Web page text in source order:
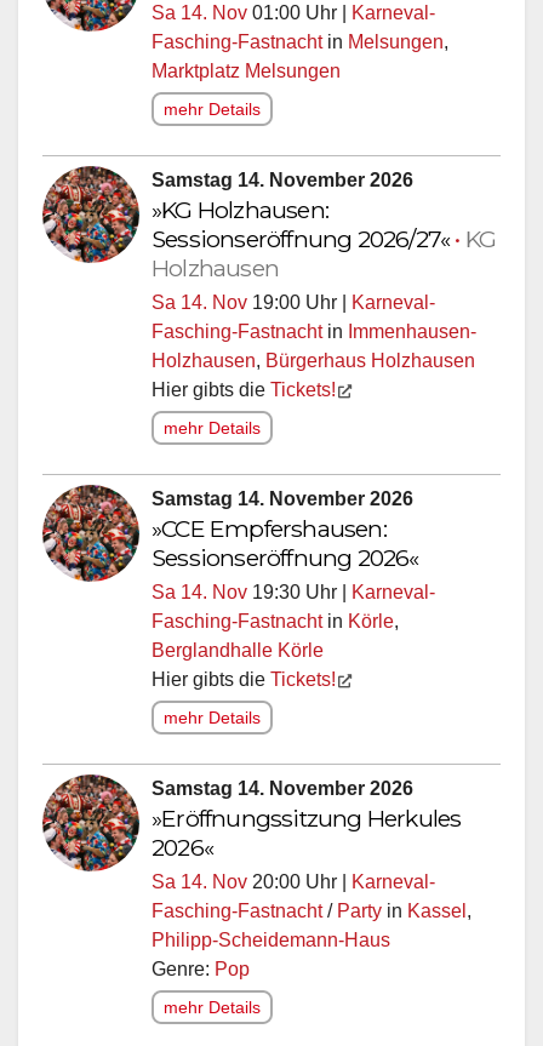
Sa 14. Nov 01:00 Uhr |
Karneval-
Fasching-Fastnachtin Melsungen,
Marktplatz Melsungen
mehr Details
Samstag 14. November 2026
»KG Holzhausen:
Sessionseröffnung 2026/27«• KG
Holzhausen
Sa 14. Nov 19:00 Uhr |
Karneval-
Fasching-Fastnachtin Immenhausen-
Holzhausen, Bürgerhaus Holzhausen
Hier gibts die Tickets!
mehr Details
Samstag 14. November 2026
»CCE Empfershausen:
Sessionseröffnung 2026«
Sa 14. Nov 19:30 Uhr |
Karneval-
Fasching-Fastnachtin Körle,
Berglandhalle Körle
Hier gibts die Tickets!
mehr Details
Samstag 14. November 2026
»Eröffnungssitzung Herkules
2026«
Sa 14. Nov 20:00 Uhr |
Karneval-
Fasching-Fastnacht/ Party in Kassel ,
Philipp-Scheidemann-Haus
Genre: Pop
mehr Details